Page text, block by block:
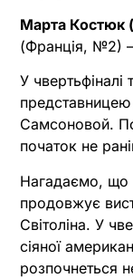
Марта Костюк
(Франція, №2)
У чвертьфіналі
Самсоновой.
початок не
Нагадаємо, що
продовжує
Світоліна. У
сіяної
розпочнеться